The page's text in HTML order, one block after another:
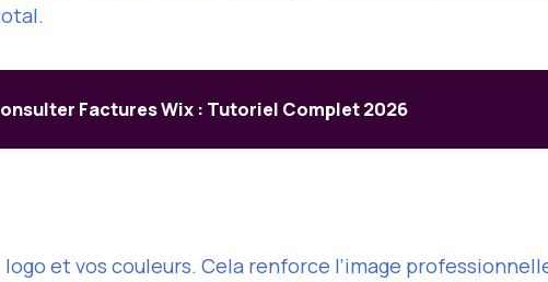
Factures Wix : Tutoriel Complet 2026
et vos couleurs. Cela renforce l’image